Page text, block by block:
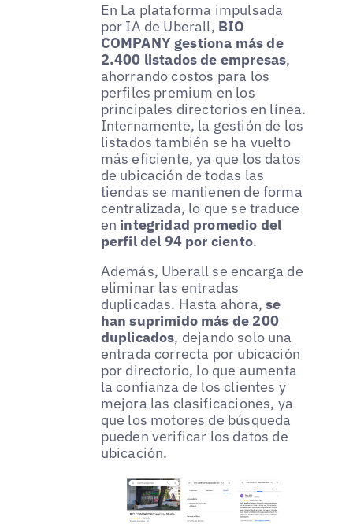
En La plataforma impulsada
por IA de Uberall, BIO
COMPANY gestiona más de
2.400 listados de empresas,
ahorrando costos para los
perfiles premium en los
principales directorios en línea.
Internamente, la gestión de los
listados también se ha vuelto
más eficiente, ya que los datos
de ubicación de todas las
tiendas se mantienen de forma
centralizada, lo que se traduce
en integridad promedio del
perfil del 94 por ciento.
Además, Uberall se encarga de
eliminar las entradas
duplicadas. Hasta ahora,se
han suprimido más de 200
duplicados, dejando solo una
entrada correcta por ubicación
por directorio, lo que aumenta
la confianza de los clientes y
mejora las clasificaciones, ya
que los motores de búsqueda
pueden verificar los datos de
ubicación.